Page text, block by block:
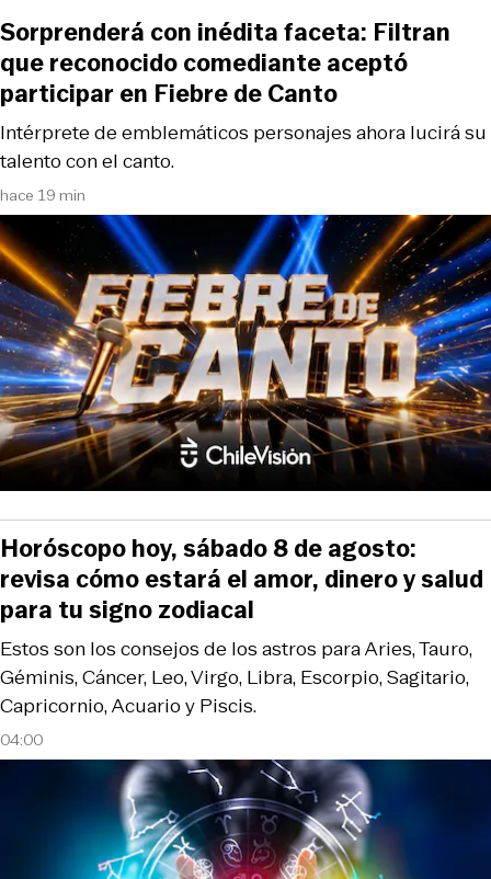
hace 19 min
Intérprete de emblemáticos personajes ahora lucirá su
talento con el canto.
Sorprenderá con inédita faceta: Filtran
que reconocido comediante aceptó
participar en Fiebre de Canto
04:00
Estos son los consejos de los astros para Aries, Tauro,
Géminis, Cáncer, Leo, Virgo, Libra, Escorpio, Sagitario,
Capricornio, Acuario y Piscis.
Horóscopo hoy, sábado 8 de agosto:
revisa cómo estará el amor, dinero y salud
para tu signo zodiacal